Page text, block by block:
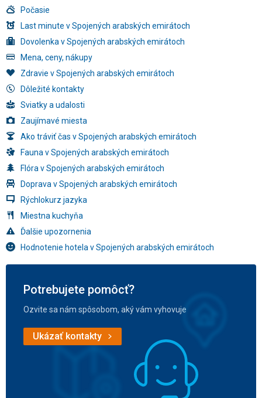
Počasie
Last minute v Spojených arabských emirátoch
Dovolenka v Spojených arabských emirátoch
Mena, ceny, nákupy
Zdravie v Spojených arabských emirátoch
Dôležité kontakty
Sviatky a udalosti
Zaujímavé miesta
Ako tráviť čas v Spojených arabských emirátoch
Fauna v Spojených arabských emirátoch
Flóra v Spojených arabských emirátoch
Doprava v Spojených arabských emirátoch
Rýchlokurz jazyka
Miestna kuchyňa
Ďalšie upozornenia
Hodnotenie hotela v Spojených arabských emirátoch
Potrebujete pomôcť?
Ozvite sa nám spôsobom, aký vám vyhovuje
Ukázať kontakty